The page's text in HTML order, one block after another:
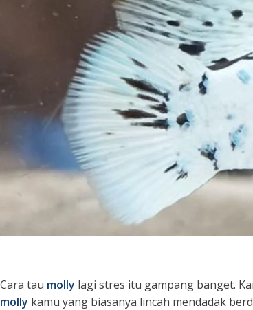
Cara tau molly lagi stres itu gampang banget.
molly kamu yang biasanya lincah mendadak